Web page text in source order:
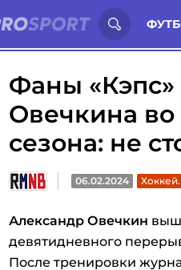
Иностранцы о спорте
Фаны
Овечкина
сезона: не
06.02.2024
Александр Овечкин
девятидневного
После тренировки